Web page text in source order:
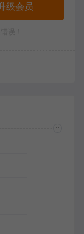
级会员